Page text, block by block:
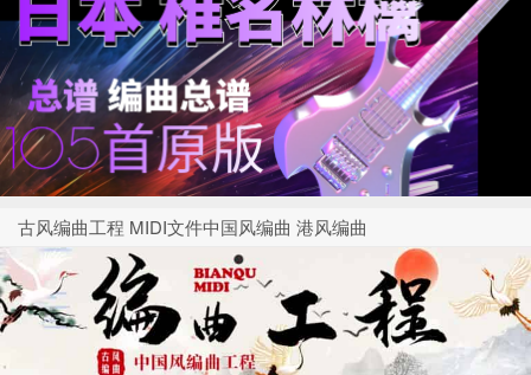
古风编曲工程 MIDI文件中国风编曲 港风编曲